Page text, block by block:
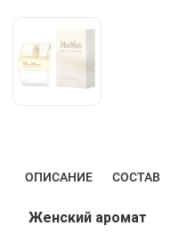
ОПИСАНИЕ СОСТАВ
Женский аромат